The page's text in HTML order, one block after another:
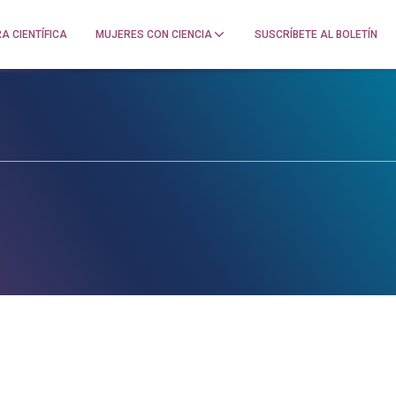
CIENTÍFICA MUJERES CON CIENCIA SUSCRÍBETE AL BOLETÍN